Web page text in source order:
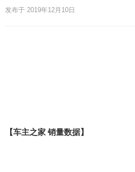
发布于 2019年12月10日
【车主之家 销量数据】